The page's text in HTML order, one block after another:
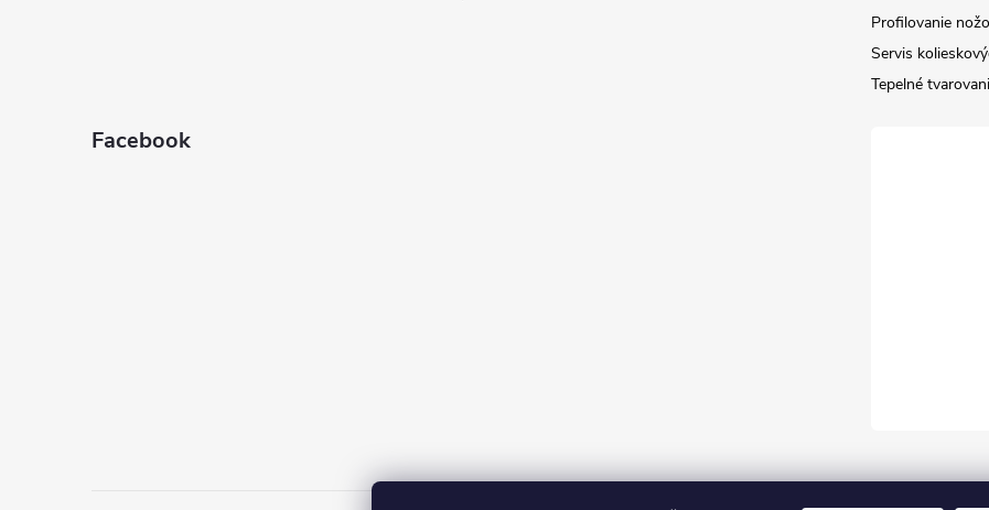
Profilovanie
Servis
Tepelné
Facebook